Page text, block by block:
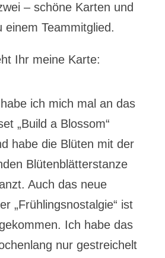
– schöne Karten und
einem Teammitglied.
Ihr meine Karte:
ich mich mal an das
„Build a Blossom“
habe die Blüten mit der
Blütenblätterstanze
Auch das neue
„Frühlingsnostalgie“ ist
Ich habe das
nur gestreichelt